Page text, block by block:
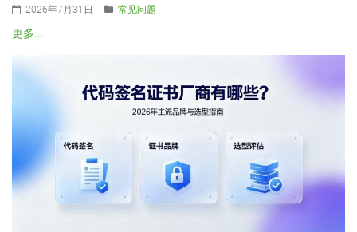
2026年7月31日 常见问题
更多...